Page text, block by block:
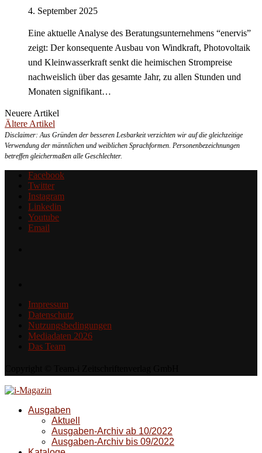
4. September 2025
Eine aktuelle Analyse des Beratungsunternehmens “enervis”
zeigt: Der konsequente Ausbau von Windkraft, Photovoltaik
und Kleinwasserkraft senkt die heimischen Strompreise
nachweislich über das gesamte Jahr, zu allen Stunden und
Monaten signifikant…
Neuere Artikel
Ältere Artikel
Disclaimer: Aus Gründen der besseren Lesbarkeit verzichten wir auf die gleichzeitige
Verwendung der männlichen und weiblichen Sprachformen. Personenbezeichnungen
betreffen gleichermaßen alle Geschlechter.
Facebook
Twitter
Instagram
Linkedin
Youtube
Email
Impressum
Datenschutz
Nutzungsbedingungen
Mediadaten 2026
Das Team
Ausgaben
Aktuell
Ausgaben-Archiv ab 10/2022
Ausgaben-Archiv bis 09/2022